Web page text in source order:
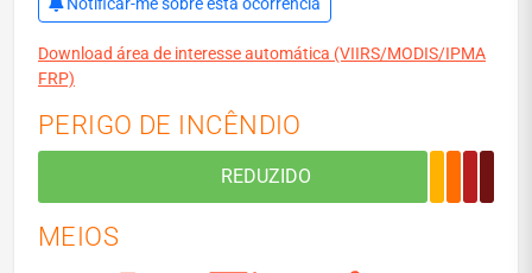
Download área de interesse automática (VIIRS/MODIS/IPMA
FRP)
PERIGO DE INCÊNDIO
MEIOS